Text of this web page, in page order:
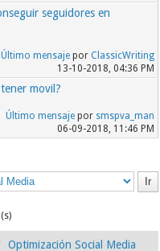
seguidores en
Último mensajepor ClassicWriting
13-10-2018, 04:36 PM
movil?
Último mensajepor smspva_man
06-09-2018, 11:46 PM
Optimización Social Media